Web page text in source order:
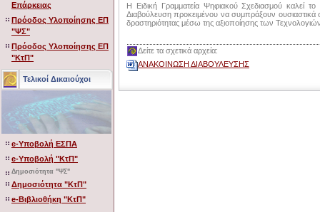
Επάρκειας
Πρόοδος Υλοποίησης ΕΠ
"ΨΣ"
Πρόοδος Υλοποίησης ΕΠ
"ΚτΠ"
Τελικοί Δικαιούχοι
e-Υποβολή ΕΣΠΑ
e-Υποβολή "ΚτΠ"
Δημοσιότητα "ΨΣ"
Δημοσιότητα "ΚτΠ"
e-Βιβλιοθήκη "ΚτΠ"
Η Ειδική Γραμματεία Ψηφιακού Σχεδιασμού καλεί
Διαβούλευση προκειμένου να συμπράξουν ουσιαστικά
δραστηριότητας μέσω της αξιοποίησης των
Δείτε τα σχετικά αρχεία:
ΑΝΑΚΟΙΝΩΣΗ ΔΙΑΒΟΥΛΕΥΣΗΣ